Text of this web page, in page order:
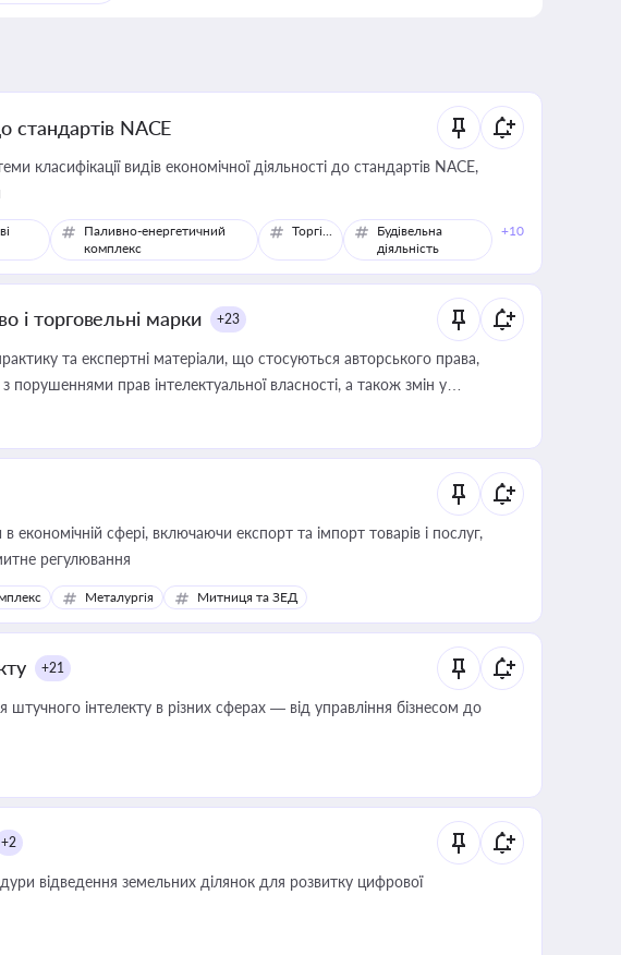
стандартів NACE
класифікації видів економічної діяльності до стандартів NACE,
Паливно-енергетичний
комплекс
Торгівля
Будівельна
діяльність
+10
і торговельні марки +23
та експертні матеріали, що стосуються авторського права,
порушеннями прав інтелектуальної власності, а також змін у
сфері, включаючи експорт та імпорт товарів і послуг,
регулювання
Металургія Митниця та ЗЕД
+21
штучного інтелекту в різних сферах — від управління бізнесом до
+2
відведення земельних ділянок для розвитку цифрової